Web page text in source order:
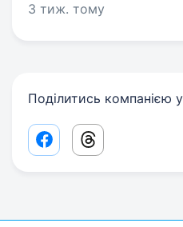
3 тиж. тому
Поділитись компанією
Facebook share link
Threads share